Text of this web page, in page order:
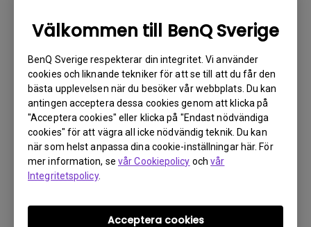
Välkommen till BenQ Sverige
BenQ Sverige respekterar din integritet. Vi använder
cookies och liknande tekniker för att se till att du får den
bästa upplevelsen när du besöker vår webbplats. Du kan
antingen acceptera dessa cookies genom att klicka på
"Acceptera cookies" eller klicka på "Endast nödvändiga
cookies" för att vägra all icke nödvändig teknik. Du kan
när som helst anpassa dina cookie-inställningar här. För
mer information, se vår Cookiepolicy ochvår
Integritetspolicy.
Acceptera cookies
OS:Windows
Operativsystemversion:
Version:V 3.2.9.0
Uppdatera:2025/07/10
Filstorlek:88.61 MB
Ladda ner
Genom att använda någon av ovanstående programvaror